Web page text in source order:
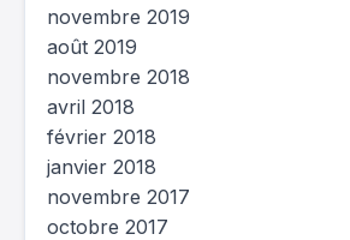
novembre 2019
août 2019
novembre 2018
avril 2018
février 2018
janvier 2018
novembre 2017
octobre 2017